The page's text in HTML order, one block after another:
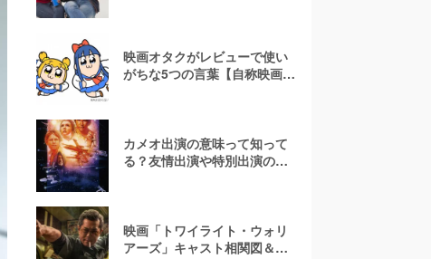
映画オタクがレビューで使い
がちな5つの言葉【自称映画オ
カメオ出演の意味って知って
る？友情出演や特別出演の違
映画「トワイライト・ウォリ
アーズ」キャスト相関図＆登